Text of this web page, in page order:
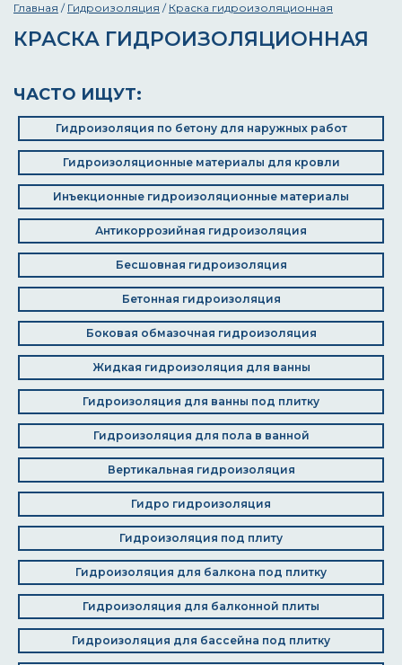
Главная / Гидроизоляция / Краска гидроизоляционная
КРАСКА ГИДРОИЗОЛЯЦИОННАЯ
ЧАСТО ИЩУТ:
Гидроизоляция по бетону для наружных работ
Гидроизоляционные материалы для кровли
Инъекционные гидроизоляционные материалы
Антикоррозийная гидроизоляция
Бесшовная гидроизоляция
Бетонная гидроизоляция
Боковая обмазочная гидроизоляция
Жидкая гидроизоляция для ванны
Гидроизоляция для ванны под плитку
Гидроизоляция для пола в ванной
Вертикальная гидроизоляция
Гидро гидроизоляция
Гидроизоляция под плиту
Гидроизоляция для балкона под плитку
Гидроизоляция для балконной плиты
Гидроизоляция для бассейна под плитку